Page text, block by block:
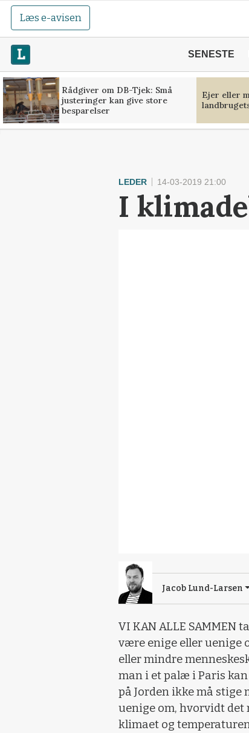
Læs e-avisen
SENESTE
Rådgiver om DB-Tjek: Små
justeringer kan give store
besparelser
Ejer eller
LEDER 14-03-2019 21:00
I
Jacob Lund-Larsen
VI KAN ALLE SAMMEN
være enige eller uenige
eller mindre
man i et palæ i Paris
på Jorden ikke må stige
uenige om, hvorvidt det
klimaet og